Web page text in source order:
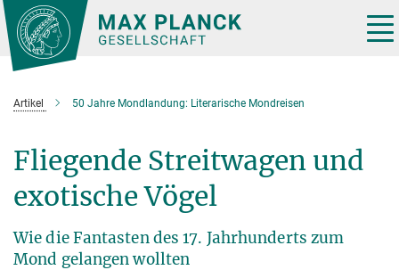
Hauptinhalt
Artikel 50 Jahre Mondlandung: Literarische Mondreisen
Fliegende Streitwagen und
exotische Vögel
Wie die Fantasten des 17. Jahrhunderts zum
Mond gelangen wollten